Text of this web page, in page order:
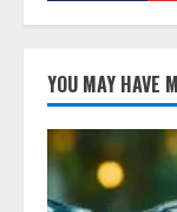
YOU MAY HAVE